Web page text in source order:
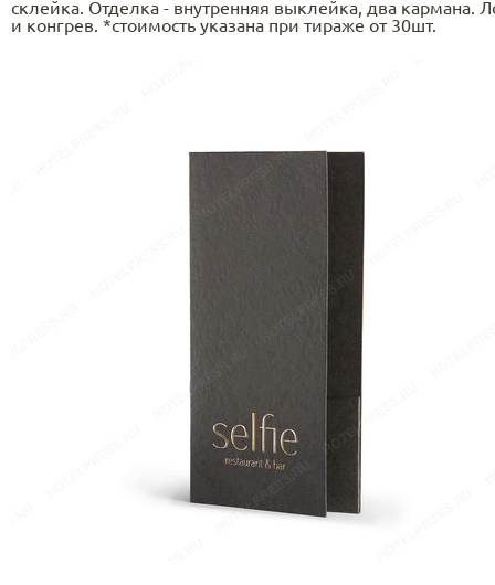
склейка. Отделка - внутренняя выклейка, два кармана.
и конгрев. *стоимость указана при тираже от 30шт.